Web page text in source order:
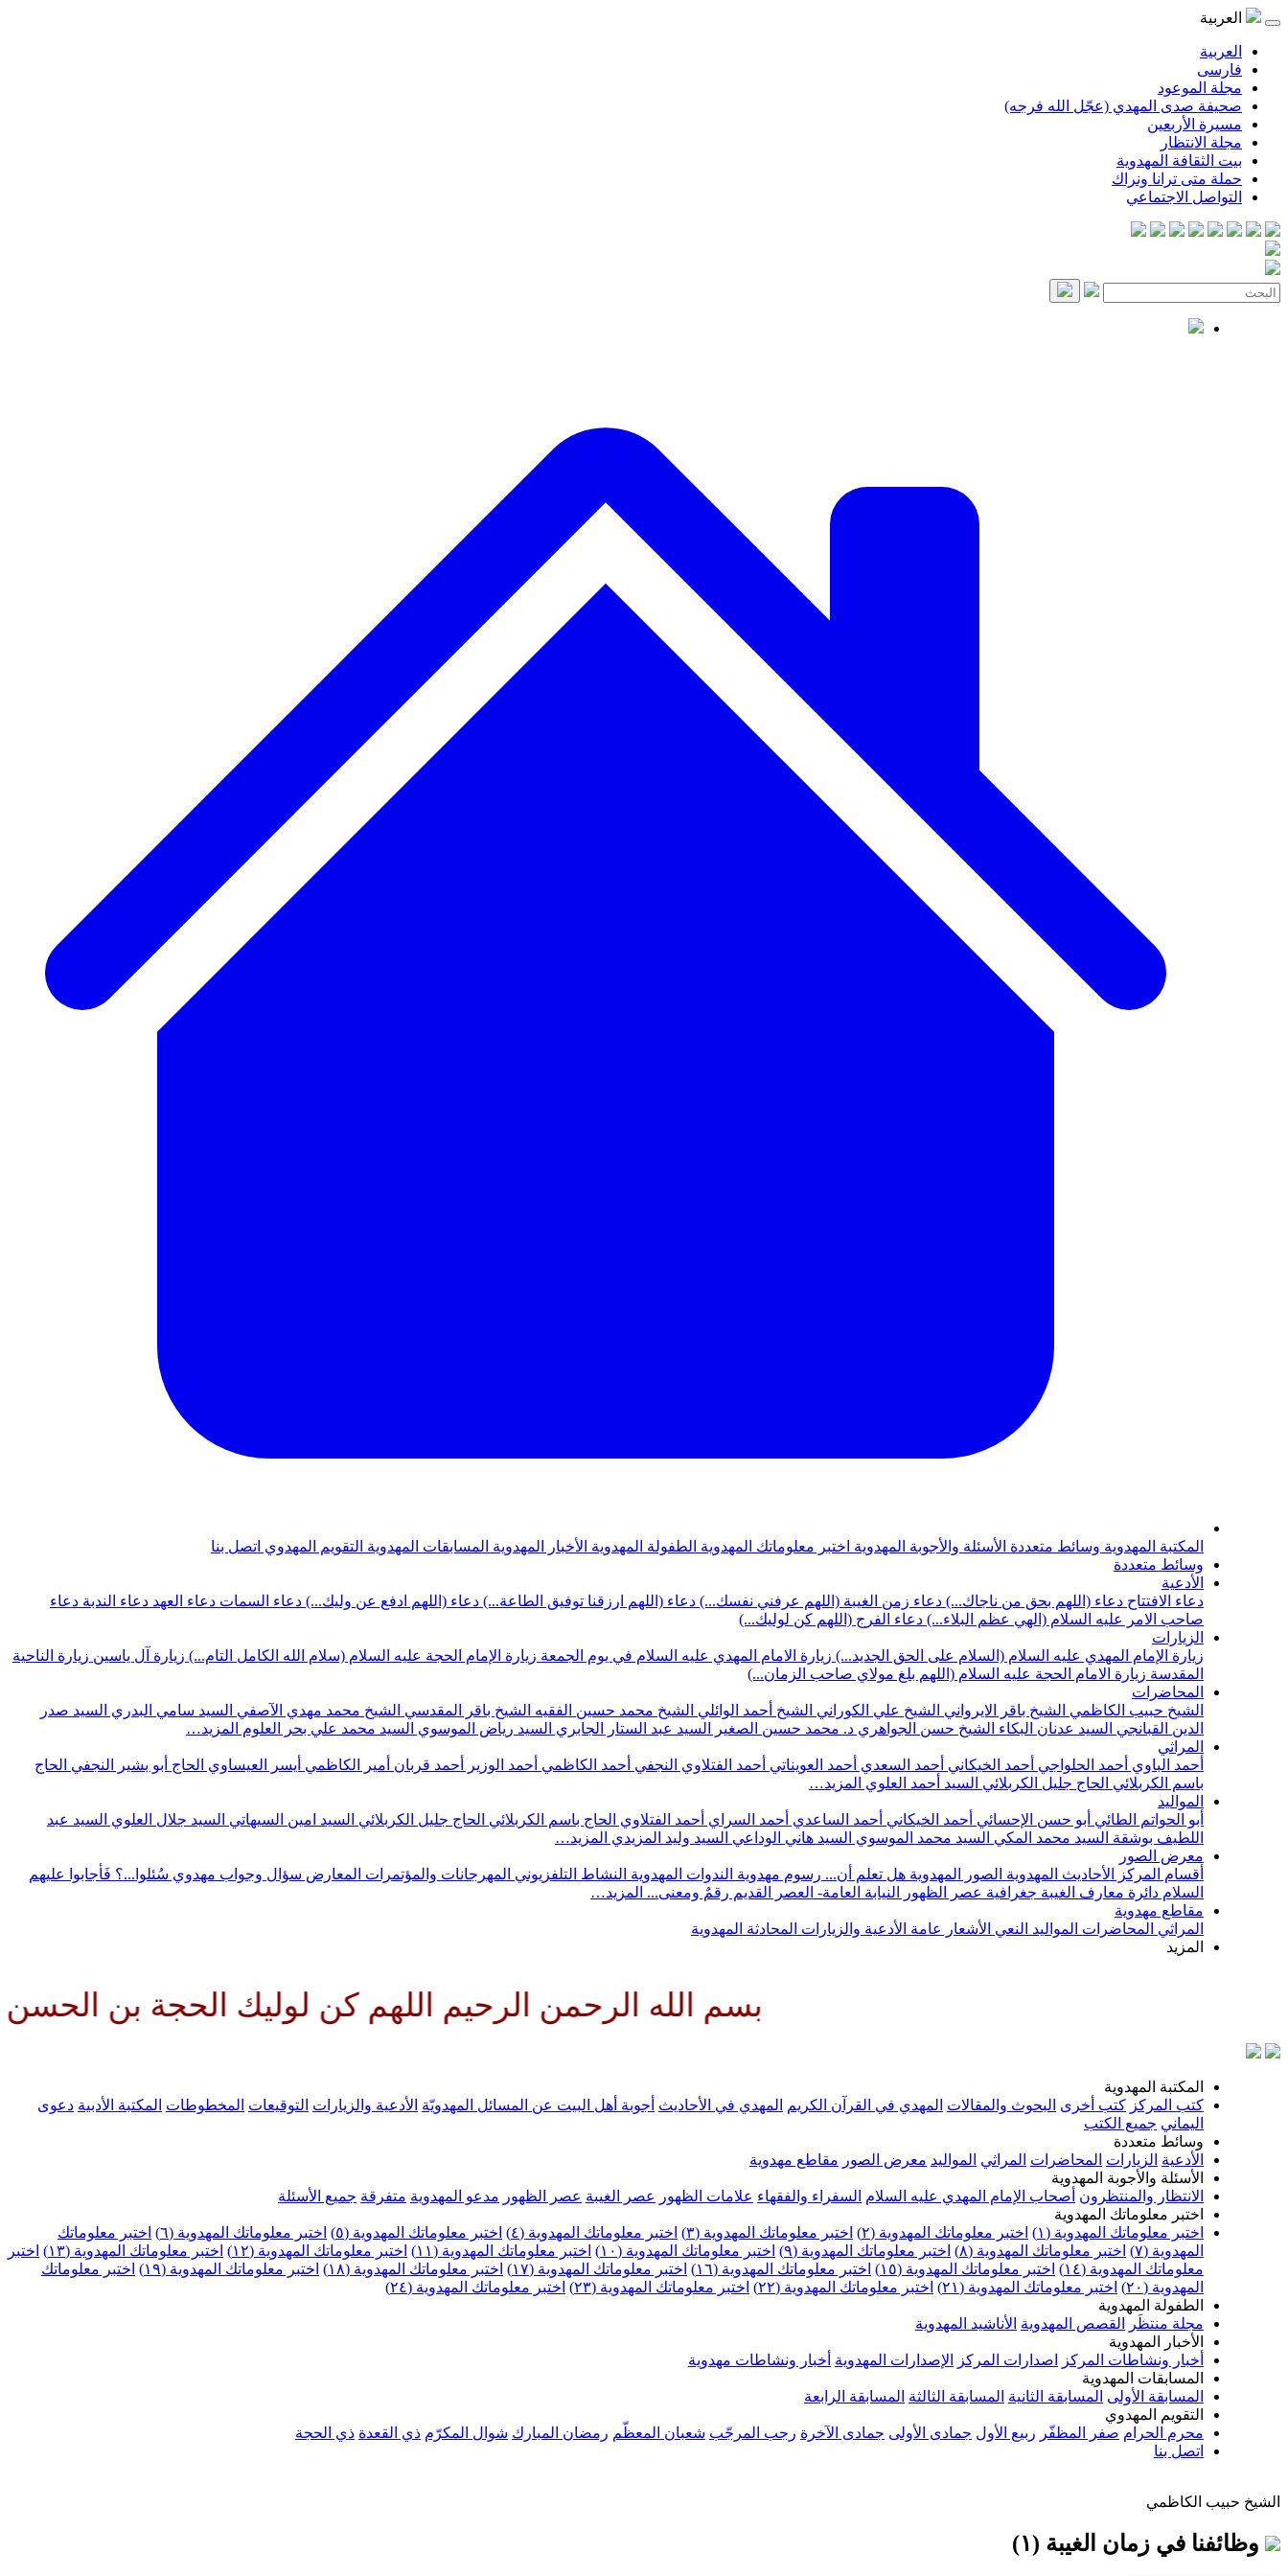
العربية
العربية
فارسی
مجلة الموعود
صحيفة صدى المهدي (عجّل الله فرجه)
مسيرة الأربعين
مجلة الانتظار
بيت الثقافة المهدوية
حملة متى ترانا ونراك
التواصل الاجتماعي
المكتبة المهدوية وسائط متعددة الأسئلة والأجوبة المهدوية اختبر معلوماتك المهدوية الطفولة المهدوية الأخبار المهدوية المسابقات المهدوية التقويم المهدوي اتصل بنا
وسائط متعددة
الأدعية
دعاء الافتتاح دعاء (اللهم بحق من ناجاك...) دعاء زمن الغيبة (اللهم عرفني نفسك...) دعاء (اللهم ارزقنا توفيق الطاعة...) دعاء (اللهم ادفع عن وليك...) دعاء السمات دعاء العهد دعاء الندبة دعاء
صاحب الامر عليه السلام (الهي عظم البلاء...) دعاء الفرج (اللهم كن لوليك...)
الزيارات
زيارة الإمام المهدي عليه السلام (السلام على الحق الجديد...) زيارة الامام المهدي عليه السلام في يوم الجمعة زيارة الإمام الحجة عليه السلام (سلام الله الكامل التام...) زيارة آل ياسين زيارة الناحية
المقدسة زيارة الامام الحجة عليه السلام (اللهم بلغ مولاي صاحب الزمان...)
المحاضرات
الشيخ حبيب الكاظمي الشيخ باقر الايرواني الشيخ علي الكوراني الشيخ أحمد الوائلي الشيخ محمد حسين الفقيه الشيخ باقر المقدسي الشيخ محمد مهدي الآصفي السيد سامي البدري السيد صدر
الدين القبانجي السيد عدنان البكاء الشيخ حسن الجواهري د. محمد حسين الصغير السيد عبد الستار الجابري السيد رياض الموسوي السيد محمد علي بحر العلوم المزيد…
المراثي
أحمد الباوي أحمد الحلواجي أحمد الخيكاني أحمد السعدي أحمد العويناتي أحمد الفتلاوي النجفي أحمد الكاظمي أحمد الوزير أحمد قربان أمير الكاظمي أيسر العيساوي الحاج أبو بشير النجفي الحاج
باسم الكربلائي الحاج جليل الكربلائي السيد أحمد العلوي المزيد…
المواليد
أبو الحواتم الطائي أبو حسن الإحسائي أحمد الخيكاني أحمد الساعدي أحمد السراي أحمد الفتلاوي الحاج باسم الكربلائي الحاج جليل الكربلائي السيد امين السيهاتي السيد جلال العلوي السيد عبد
اللطيف بوشقة السيد محمد المكي السيد محمد الموسوي السيد هاني الوداعي السيد وليد المزيدي المزيد…
معرض الصور
أقسام المركز
الأحاديث المهدوية الصور المهدوية هل تعلم أن... رسوم مهدوية الندوات المهدوية النشاط التلفزيوني المهرجانات والمؤتمرات المعارض سؤال وجواب مهدوي سُئلوا...؟ فَأجابوا عليهم
السلام دائرة معارف الغيبة جغرافية عصر الظهور النيابة العامة- العصر القديم رقمٌ ومعنى... المزيد…
مقاطع مهدوية
المراثي المحاضرات المواليد النعي الأشعار عامة الأدعية والزيارات المحادثة المهدوية
المزيد
بسم الله الرحمن الرحيم اللهم كن لوليك الحجة بن الحسن صلواتك
المكتبة المهدوية
كتب المركز كتب أخرى البحوث والمقالات المهدي في القرآن الكريم المهدي في الأحاديث أجوبة أهل البيت عن المسائل المهدويّة الأدعية والزيارات التوقيعات المخطوطات المكتبة الأدبية دعوى
اليماني جميع الكتب
وسائط متعددة
الأدعية الزيارات المحاضرات المراثي المواليد معرض الصور مقاطع مهدوية
الأسئلة والأجوبة المهدوية
الانتظار والمنتظرون أصحاب الإمام المهدي عليه السلام السفراء والفقهاء علامات الظهور عصر الغيبة عصر الظهور مدعو المهدوية متفرقة جميع الأسئلة
اختبر معلوماتك المهدوية
اختبر معلوماتك المهدوية (١)
اختبر معلوماتك المهدوية (٢) اختبر معلوماتك المهدوية (٣) اختبر معلوماتك المهدوية (٤) اختبر معلوماتك المهدوية (٥) اختبر معلوماتك المهدوية (٦)
اختبر معلوماتك
المهدوية (٧)
اختبر معلوماتك المهدوية (٨) اختبر معلوماتك المهدوية (٩) اختبر معلوماتك المهدوية (١٠) اختبر معلوماتك المهدوية (١١) اختبر معلوماتك المهدوية (١٢) اختبر معلوماتك المهدوية (١٣)
اختبر
معلوماتك المهدوية (١٤)
اختبر معلوماتك المهدوية (١٥) اختبر معلوماتك المهدوية (١٦) اختبر معلوماتك المهدوية (١٧) اختبر معلوماتك المهدوية (١٨) اختبر معلوماتك المهدوية (١٩)
اختبر معلوماتك
المهدوية (٢٠)
اختبر معلوماتك المهدوية (٢١) اختبر معلوماتك المهدوية (٢٢) اختبر معلوماتك المهدوية (٢٣)
اختبر معلوماتك المهدوية (٢٤)
الطفولة المهدوية
مجلة منتظَر
القصص المهدوية الأناشيد المهدوية
الأخبار المهدوية
أخبار ونشاطات المركز
اصدارات المركز الإصدارات المهدوية أخبار ونشاطات مهدوية
المسابقات المهدوية
المسابقة الأولى المسابقة الثانية المسابقة الثالثة المسابقة الرابعة
التقويم المهدوي
محرم الحرام صفر المظفّر ربيع الأول جمادى الأولى جمادى الآخرة رجب المرجّب شعبان المعظّم رمضان المبارك شوال المكرّم ذي القعدة ذي الحجة
اتصل بنا
الشيخ حبيب الكاظمي
وظائفنا في زمان الغيبة (١)